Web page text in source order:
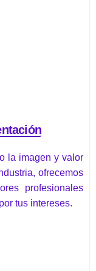
la imagen y valor
ofrecemos
profesionales
tus intereses.